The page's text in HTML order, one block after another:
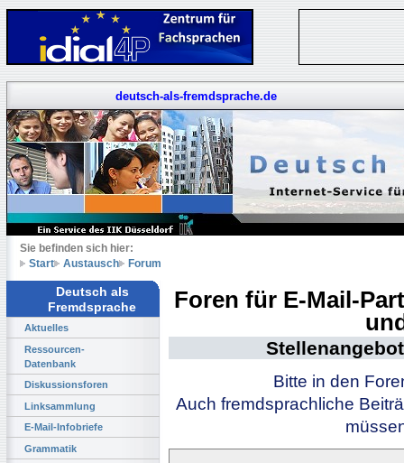
deutsch-als-fremdsprache.de
Sie befinden sich hier:
Start
Austausch Forum
Deutsch als
Fremdsprache
Aktuelles
Ressourcen-
Datenbank
Diskussionsforen
Linksammlung
E-Mail-Infobriefe
Grammatik
Foren für E-Mail-
Bitte in den
Auch fremdsprachliche